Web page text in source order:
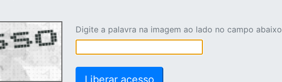
Digite a palavra na imagem ao lado no campo abaixo